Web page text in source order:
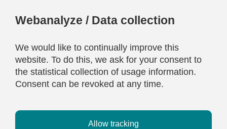
Webanalyze / Data collection
We would like to continually improve this
website. To do this, we ask for your consent to
the statistical collection of usage information.
Consent can be revoked at any time.
Allow tracking